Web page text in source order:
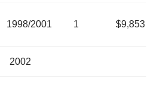
1998/2001 1 $9,853
2002